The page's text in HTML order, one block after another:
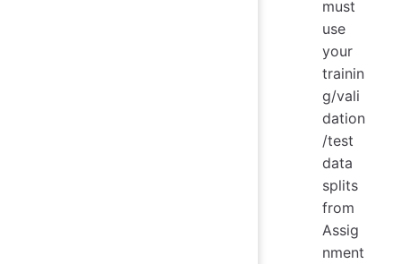
must
use
your
trainin
g/vali
dation
/test
data
splits
from
Assig
nment